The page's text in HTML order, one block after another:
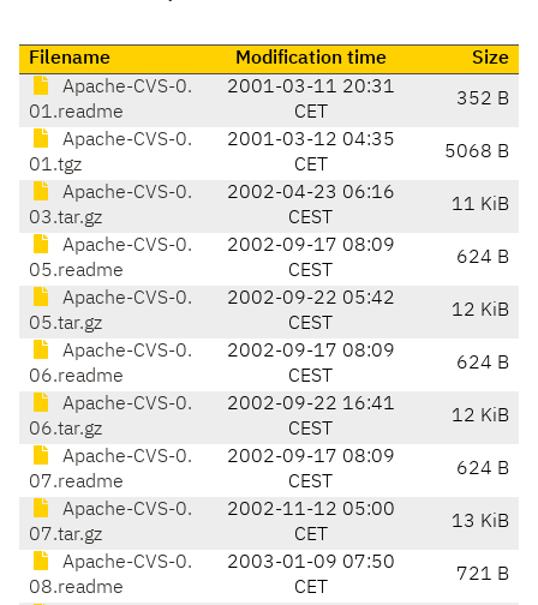
Filename Modification time
Size
Apache-CVS-0.
01.readme
2001-03-11 20:31
CET
352 B
Apache-CVS-0.
01.tgz
2001-03-12 04:35
CET
5068 B
Apache-CVS-0.
03.tar.gz
2002-04-23 06:16
CEST
11 KiB
Apache-CVS-0.
05.readme
2002-09-17 08:09
CEST
624 B
Apache-CVS-0.
05.tar.gz
2002-09-22 05:42
CEST
12 KiB
Apache-CVS-0.
06.readme
2002-09-17 08:09
CEST
624 B
Apache-CVS-0.
06.tar.gz
2002-09-22 16:41
CEST
12 KiB
Apache-CVS-0.
07.readme
2002-09-17 08:09
CEST
624 B
Apache-CVS-0.
07.tar.gz
2002-11-12 05:00
CET
13 KiB
Apache-CVS-0.
08.readme
2003-01-09 07:50
CET
721 B